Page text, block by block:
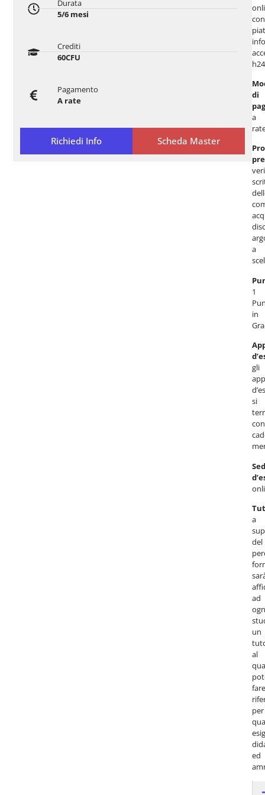
Durata
5/6 mesi
Crediti
60CFU
Pagamento
A rate
Richiedi Info Scheda Master
con
di
a
a
1
in
gli
si
con
a
del
ad
un
al
fare
per
ed